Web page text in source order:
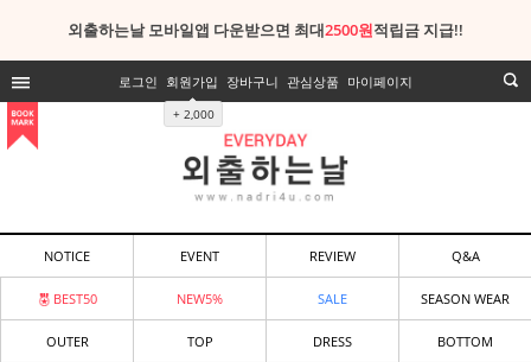
외출하는날 모바일앱 다운받으면 최대2500원적립금 지급!!
로그인 회원가입
+ 2,000
장바구니 관심상품 마이페이지
NOTICE EVENT REVIEW Q&A
BEST50 NEW5% SALE SEASON WEAR
OUTER TOP DRESS BOTTOM